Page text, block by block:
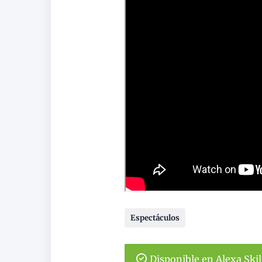
Espectáculos
Disponible en Alexa